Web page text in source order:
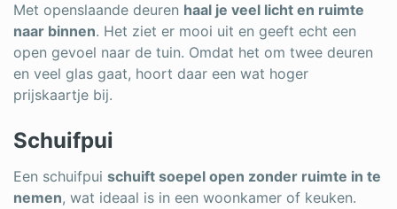
Met openslaande deuren haal je veel licht en ruimte
naar binnen. Het ziet er mooi uit en geeft echt een
open gevoel naar de tuin. Omdat het om twee deuren
en veel glas gaat, hoort daar een wat hoger
prijskaartje bij.
Schuifpui
Een schuifpui schuift soepel open zonder ruimte in te
nemen, wat ideaal is in een woonkamer of keuken.